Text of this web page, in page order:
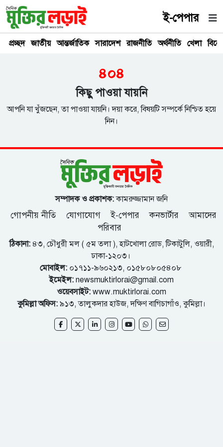
ই-পেপার
প্রচ্ছদ জাতীয় আন্তর্জাতিক সারাদেশ রাজনীতি অর্থনীতি খেলা
৪০৪
কিছু পাওয়া যায়নি
আপনি যা খুঁজছেন, তা পাওয়া যায়নি। দয়া করে, বিষয়টি সম্পর্কে নিশ্চিত হয়ে
নিন।
সম্পাদক ও প্রকাশক:কামরুজ্জামান জনি
গোপনীয় নীতি যোগাযোগ ই-পেপার কনভার্টার
আমাদের
পরিবার
ঠিকানা:৪৩, চৌধুরী মল ( ৫ম তলা ), হাটখোলা রোড, টিকাটুলি, ওয়ারী,
ঢাকা-১২০৩।
মোবাইল:০১৭১১-৯৬০২১৩, ০১৫৮০৮০৫৪০৮
ইমেইল: newsmuktirlorai@gmail.com
ওয়েবসাইট: www.muktirlorai.com
কুমিল্লা অফিস: ৯১৩, তালুকদার হাউজ, দক্ষিণ বাগিচাগাঁও, কুমিল্লা।